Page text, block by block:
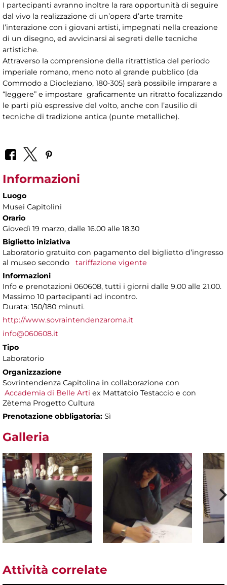
I partecipanti avranno inoltre la rara opportunità di seguire
dal vivo la realizzazione di un’opera d’arte tramite
l’interazione con i giovani artisti, impegnati nella creazione
di un disegno, ed avvicinarsi ai segreti delle tecniche
artistiche.
Attraverso la comprensione della ritrattistica del periodo
imperiale romano, meno noto al grande pubblico (da
Commodo a Diocleziano, 180-305) sarà possibile imparare a
“leggere” e impostare graficamente un ritratto focalizzando
le parti più espressive del volto, anche con l’ausilio di
tecniche di tradizione antica (punte metalliche).
Informazioni
Luogo
Musei Capitolini
Orario
Giovedì 19 marzo, dalle 16.00 alle 18.30
Biglietto iniziativa
Laboratorio gratuito con pagamento del biglietto d’ingresso
al museo secondo tariffazione vigente
Informazioni
Info e prenotazioni 060608, tutti i giorni dalle 9.00 alle 21.00.
Massimo 10 partecipanti ad incontro.
Durata: 150/180 minuti.
http://www.sovraintendenzaroma.it
info@060608.it
Tipo
Laboratorio
Organizzazione
Sovrintendenza Capitolina in collaborazione con
Accademia di Belle Arti ex Mattatoio Testaccio e con
Zètema Progetto Cultura
Prenotazione obbligatoria: Sì
Galleria
Attività correlate